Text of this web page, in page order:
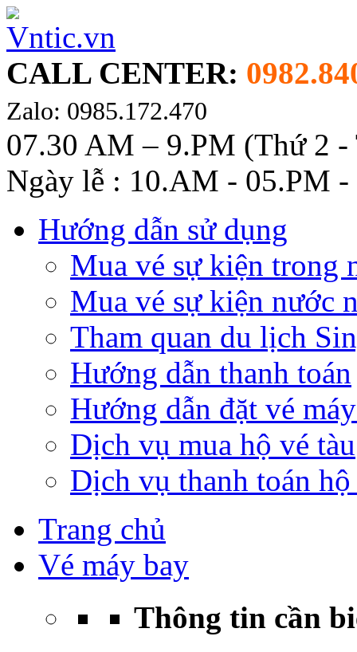
CALL CENTER:
Zalo: 0985.172.470
07.30 AM – 9.PM (Thứ 2 -
Ngày lễ : 10.AM - 05.PM -
Hướng dẫn sử dụng
Mua vé sự kiện trong
Mua vé sự kiện nước
Tham quan du lịch
Hướng dẫn thanh toán
Hướng dẫn đặt vé
Dịch vụ mua hộ vé tàu
Dịch vụ thanh toán hộ
Trang chủ
Vé máy bay
Thông tin cần